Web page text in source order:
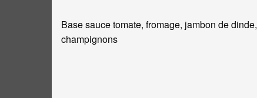
Base sauce tomate, fromage, jambon de dinde,
champignons